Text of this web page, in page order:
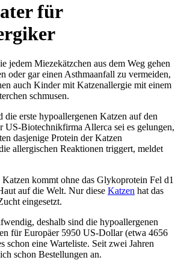
für
jedem Miezekätzchen aus dem Weg gehen
oder gar einen Asthmaanfall zu vermeiden,
auch Kinder mit Katzenallergie mit einem
schmusen.
erste hypoallergenen Katzen auf den
US-Biotechnikfirma Allerca sei es gelungen,
dasjenige Protein der Katzen
allergischen Reaktionen triggert, meldet
kommt ohne das Glykoprotein Fel d1
auf die Welt. Nur diese Katzen hat das
eingesetzt.
deshalb sind die hypoallergenen
für Europäer 5950 US-Dollar (etwa 4656
schon eine Warteliste. Seit zwei Jahren
schon Bestellungen an.